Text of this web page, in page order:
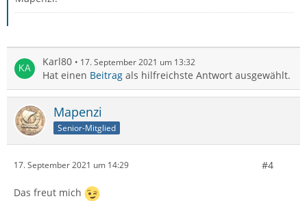
Karl80 17. September 2021 um 13:32
Hat einen Beitrag als hilfreichste Antwort ausgewählt.
Mapenzi
Senior-Mitglied
17. September 2021 um 14:29 #4
Das freut mich